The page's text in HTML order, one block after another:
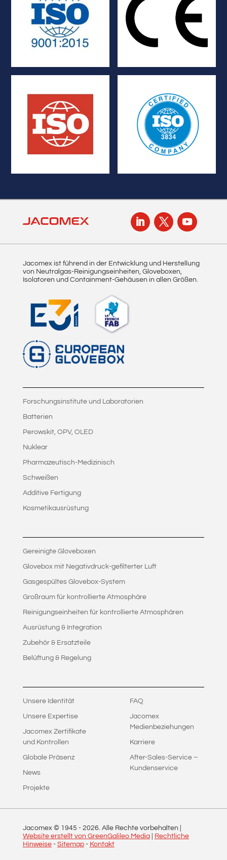
Qualitätsmanagementsysteme
Einhaltung der
regulatorischen
Anforderungen der
Europäischen Union
Sicherheitsbehälter
Qualitätsmanagementsystem
für das Schweißen (WIG
und YAG)
Jacomex ist führend in der Entwicklung und Herstellung
von Neutralgas-Reinigungseinheiten, Gloveboxen,
Isolatoren und Containment-Gehäusen in allen Größen.
Forschungsinstitute und Laboratorien
Batterien
Perowskit, OPV, OLED
Nuklear
Pharmazeutisch-Medizinisch
Schweißen
Additive Fertigung
Kosmetikausrüstung
Gereinigte Gloveboxen
Glovebox mit Negativdruck-gefilterter Luft
Gasgespültes Glovebox-System
Großraum für kontrollierte Atmosphäre
Reinigungseinheiten für kontrollierte Atmosphären
Ausrüstung & Integration
Zubehör & Ersatzteile
Belüftung & Regelung
Unsere Identität
Unsere Expertise
Jacomex Zertifikate
und Kontrollen
Globale Präsenz
News
Projekte
FAQ
Jacomex
Medienbeziehungen
Karriere
After-Sales-Service –
Kundenservice
Jacomex © 1945 - 2026. Alle Rechte vorbehalten |
Website erstellt von GreenGalileo Media| Rechtliche
Hinweise- Sitemap- Kontakt